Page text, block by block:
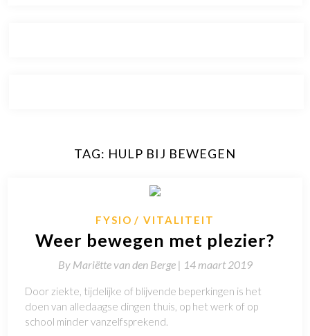
TAG: HULP BIJ BEWEGEN
FYSIO VITALITEIT
Weer bewegen met plezier?
By Mariëtte van den Berge | 14 maart 2019
Door ziekte, tijdelijke of blijvende beperkingen is het
doen van alledaagse dingen thuis, op het werk of op
school minder vanzelfsprekend.